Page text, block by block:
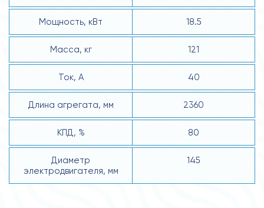
Мощность, кВт 18.5
Масса, кг 121
Ток, А 40
Длина агрегата, мм 2360
КПД, % 80
Диаметр
электродвигателя, мм
145